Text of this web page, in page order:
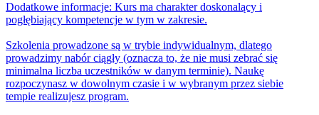
Dodatkowe informacje: Kurs ma charakter doskonalący i
pogłębiający kompetencje w tym w zakresie.
Szkolenia prowadzone są w trybie indywidualnym, dlatego
prowadzimy nabór ciągły (oznacza to, że nie musi zebrać się
minimalna liczba uczestników w danym terminie). Naukę
rozpoczynasz w dowolnym czasie i w wybranym przez siebie
tempie realizujesz program.